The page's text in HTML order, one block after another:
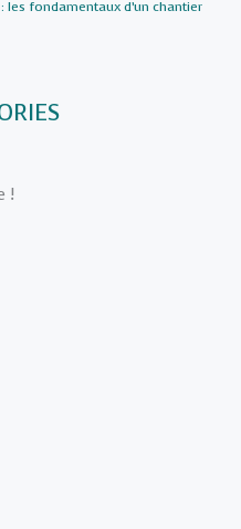
les fondamentaux d’un chantier
!